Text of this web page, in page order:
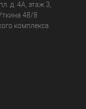
д. 4А, этаж 3,
48/8
комплекса